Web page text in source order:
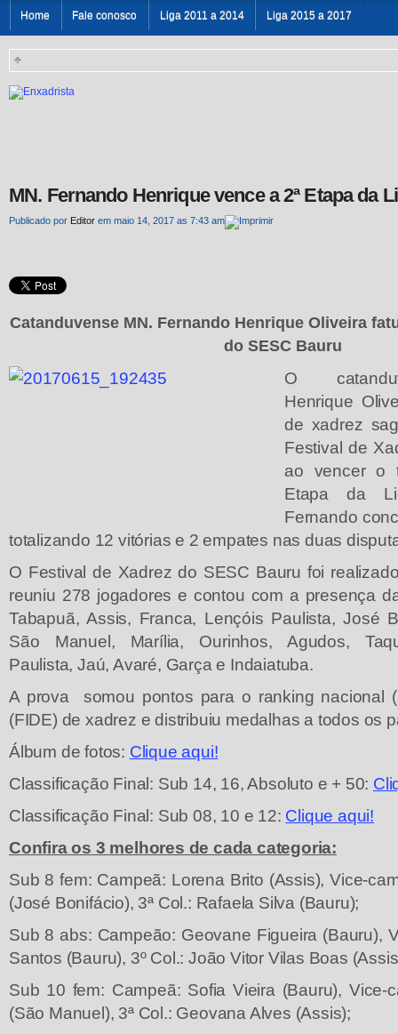
Home Fale conosco Liga 2011 a 2014 Liga 2015 a 2017
♣
MN. Fernando Henrique vence a 2ª Etapa da
Publicado por Editor em maio 14, 2017 as 7:43 am
Catanduvense MN. Fernando Henrique Oliveira
do SESC Bauru
O
Henrique
de xadrez
Festival de
ao vencer o
Etapa da
Fernando
totalizando 12 vitórias e 2 empates nas duas
O Festival de Xadrez do SESC Bauru foi
reuniu 278 jogadores e contou com a presença
Tabapuã, Assis, Franca, Lençóis Paulista, José
São Manuel, Marília, Ourinhos, Agudos,
Paulista, Jaú, Avaré, Garça e Indaiatuba.
A prova somou pontos para o ranking nacional
(FIDE) de xadrez e distribuiu medalhas a todos os
Álbum de fotos: Clique aqui!
Classificação Final: Sub 14, 16, Absoluto e + 50:
Classificação Final: Sub 08, 10 e 12: Clique aqui!
Confira os 3 melhores de cada categoria:
Sub 8 fem: Campeã: Lorena Brito (Assis), Vice-
(José Bonifácio), 3ª Col.: Rafaela Silva (Bauru);
Sub 8 abs: Campeão: Geovane Figueira (Bauru),
Santos (Bauru), 3º Col.: João Vitor Vilas Boas
Sub 10 fem: Campeã: Sofia Vieira (Bauru), Vice-
(São Manuel), 3ª Col.: Geovana Alves (Assis);